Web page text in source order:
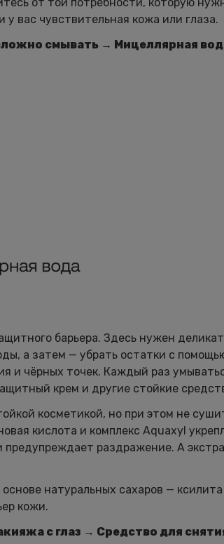
у вас чувствительная кожа или глаза.
смывать → Мицеллярная
барьера. Здесь нужен
а затем — убрать остатки с
чёрных точек. Каждый раз
крем и другие стойкие
косметикой, но при этом не
кислота и комплекс Aquaxyl
раздражение. А
натуральных сахаров —
кожи.
с глаз → Средство для